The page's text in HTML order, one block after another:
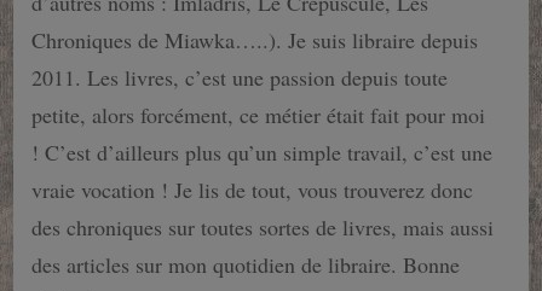
Chroniques de Miawka…..). Je suis libraire depuis
2011. Les livres, c’est une passion depuis toute
petite, alors forcément, ce métier était fait pour moi
! C’est d’ailleurs plus qu’un simple travail, c’est une
vraie vocation ! Je lis de tout, vous trouverez donc
des chroniques sur toutes sortes de livres, mais aussi
des articles sur mon quotidien de libraire. Bonne